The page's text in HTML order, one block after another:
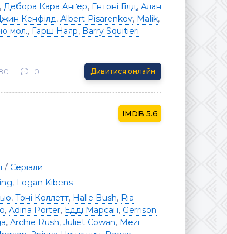
, Дебора Кара Анґер, Ентоні Гілд, Алан
Кенфілд, Albert Pisarenkov, Malik,
мол., Гарш Наяр, Barry Squitieri
0 Дивитися онлайн
5.6
/ Серіали
, Logan Kibens
, Тоні Коллетт, Halle Bush, Ria
, Adina Porter, Едді Марсан, Gerrison
, Archie Rush, Juliet Cowan, Mezi